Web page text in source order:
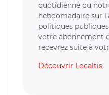
quotidienne ou
hebdomadaire sur
politiques
votre abonnement
recevrez suite à
Découvrir Localtis